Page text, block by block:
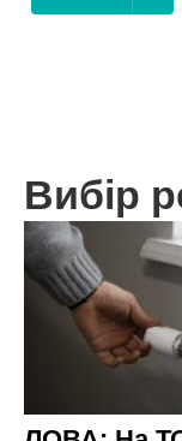
Вибір